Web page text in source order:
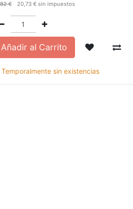
€ 20,73 € sin impuestos
Añadir al Carrito
Temporalmente sin existencias